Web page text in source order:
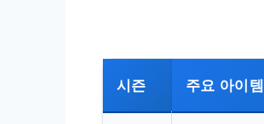
시즌 주요 아이템